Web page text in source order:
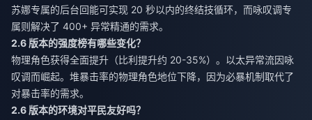
苏娜专属的后台回能可实现 20 秒以内的终结技循环，而咏叹调专
属则解决了 400+ 异常精通的需求。
2.6 版本的强度榜有哪些变化？
物理角色获得全面提升（比利提升约 20-35%）。以太异常流因咏
叹调而崛起。堆暴击率的物理角色地位下降，因为必暴机制取代了
对暴击率的需求。
2.6 版本的环境对平民友好吗？